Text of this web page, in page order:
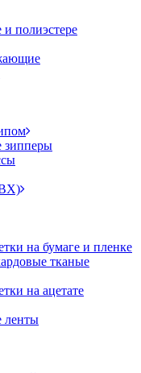
полиэстере
зипперы
на бумаге и пленке
тканые
на ацетате
ленты